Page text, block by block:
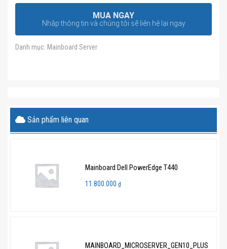
MUA NGAY
Nhập thông tin và chúng tôi sẽ liên hệ lại ngay
Danh mục: Mainboard Server
Sản phẩm liên quan
Mainboard Dell PowerEdge T440
11.800.000 ₫
MAINBOARD_MICROSERVER_GEN10_PLUS